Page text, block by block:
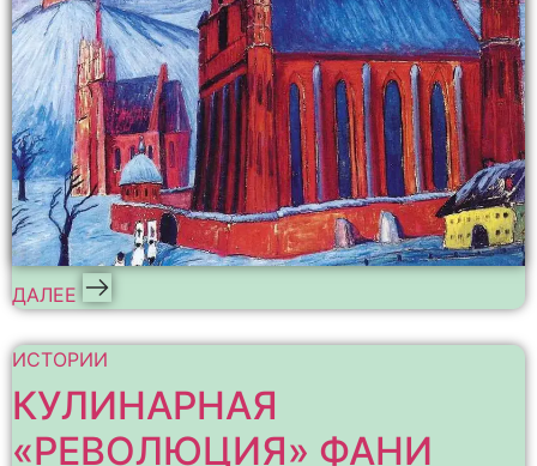
ДАЛЕЕ
ИСТОРИИ
КУЛИНАРНАЯ
«РЕВОЛЮЦИЯ» ФАНИ